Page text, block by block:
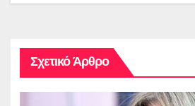
Σχετικό Άρθρο